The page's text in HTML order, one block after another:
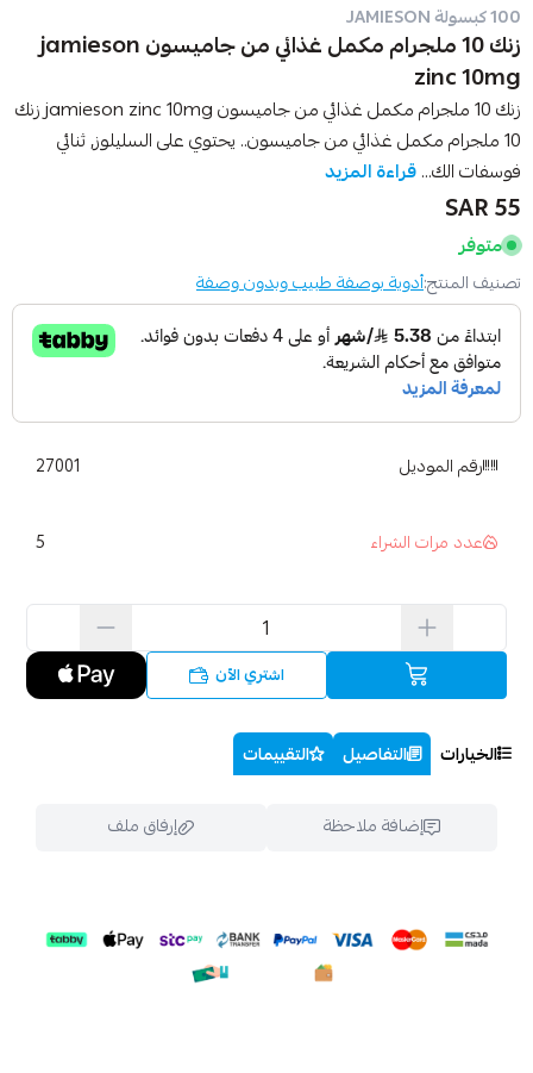
100 كبسولة JAMIESON
زنك 10 ملجرام مكمل غذائي من جاميسون jamieson
zinc 10mg
زنك 10 ملجرام مكمل غذائي من جاميسون jamieson zinc 10mg زنك
10 ملجرام مكمل غذائي من جاميسون.. يحتوي على السليلوز, ثنائي
فوسفات الك...قراءة المزيد
55 SAR
متوفر
تصنيف المنتج:أدوية بوصفة طبيب وبدون وصفة
رقم الموديل 27001
عدد مرات الشراء 5
اشتري الآن
الخيارات التفاصيل التقييمات
إضافة ملاحظة إرفاق ملف
اسحب و افلت الملف هنا